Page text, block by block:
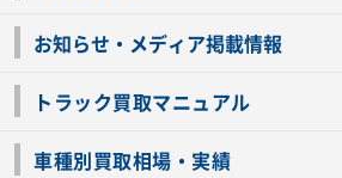
お知らせ・メディア掲載情報
トラック買取マニュアル
車種別買取相場・実績